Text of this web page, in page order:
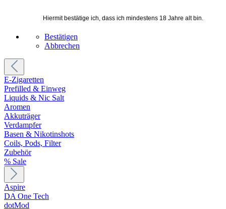
Hiermit bestätige ich, dass ich mindestens 18 Jahre alt bin.
Bestätigen
Abbrechen
E-Zigaretten
Prefilled & Einweg
Liquids & Nic Salt
Aromen
Akkuträger
Verdampfer
Basen & Nikotinshots
Coils, Pods, Filter
Zubehör
% Sale
Aspire
DA One Tech
dotMod